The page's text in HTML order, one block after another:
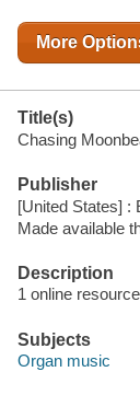
More
Title(s)
Chasing
Publisher
[United States] :
Made available
Description
1 online
Subjects
Organ music